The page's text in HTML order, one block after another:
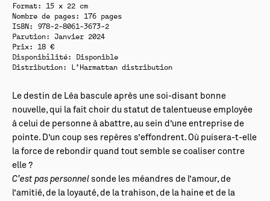
Format: 15 x 22 cm
Nombre de pages: 176 pages
ISBN: 978-2-8061-3673-2
Parution: Janvier 2024
Prix: 18 €
Disponibilité:
Disponible
Distribution: L’Harmattan distribution
Le destin de Léa bascule après une soi-disant bonne
nouvelle, qui la fait choir du statut de talentueuse employée
à celui de personne à abattre, au sein d’une entreprise de
pointe. D’un coup ses repères s’effondrent. Où puisera-t-elle
la force de rebondir quand tout semble se coaliser contre
elle ?
C’est pas personnel sonde les méandres de l’amour, de
l’amitié, de la loyauté, de la trahison, de la haine et de la